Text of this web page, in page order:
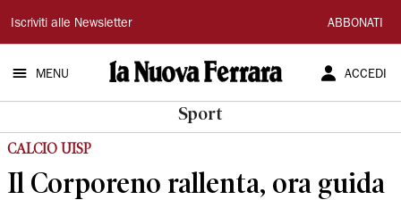
La
Nuova
Ferrara
Iscriviti alle Newsletter ABBONATI
MENU ACCEDI
Sport
CALCIO UISP
Il Corporeno rallenta, ora guida